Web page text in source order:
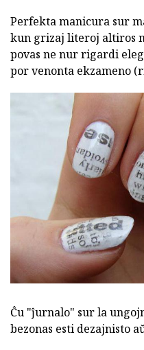
Perfekta manicura sur
kun grizaj literoj altiros
povas ne nur rigardi
por venonta ekzameno
Ĉu "ĵurnalo" sur la
bezonas esti dezajnisto